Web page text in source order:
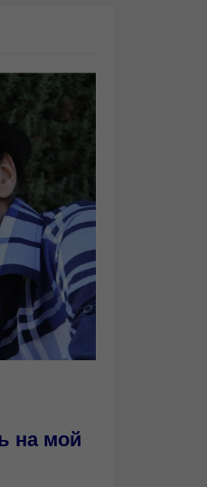
на мой